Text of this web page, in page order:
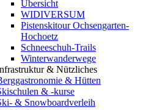
Übersicht
WIDIVERSUM
Pistenskitour Ochsengarten-
Hochoetz
Schneeschuh-Trails
Winterwanderwege
& Nützliches
& Hütten
& -kurse
& Snowboardverleih